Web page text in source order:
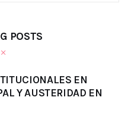
POSTS
EN
Y AUSTERIDAD EN